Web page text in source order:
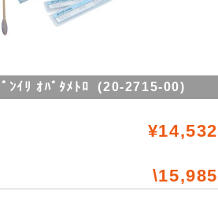
ﾟﾝｲﾘ ｵﾊﾞﾀﾒﾄﾛ (20-2715-00)
¥14,532
\15,985